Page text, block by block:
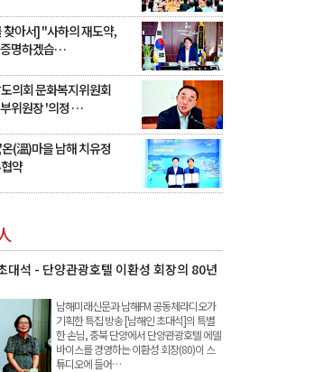
찾아서] "사하의 재도약,
명하겠습…
의회 문화복지위원회
위원장 '의정 …
(溫)마을 남해 치유정
약
대석 - 단양관광호텔 이환성 회장의 80년
남해미래신문과 남해FM 공동체라디오가
기획한 특집 방송 [남해인 초대석]의 특별
한 손님, 충북 단양에서 단양관광호텔 에델
바이스를 경영하는 이환성 회장(80)이 스
튜디오에 들어…